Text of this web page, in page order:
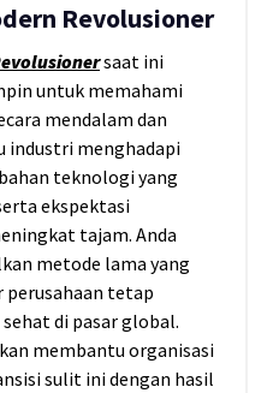
Revolusioner
saat ini
untuk memahami
mendalam dan
industri menghadapi
teknologi yang
ekspektasi
tajam. Anda
metode lama yang
perusahaan tetap
di pasar global.
membantu organisasi
sulit ini dengan hasil